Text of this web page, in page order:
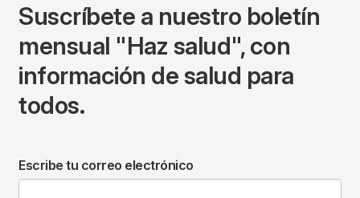
Suscríbete a nuestro boletín
mensual "Haz salud", con
información de salud para
todos.
Escribe tu correo electrónico